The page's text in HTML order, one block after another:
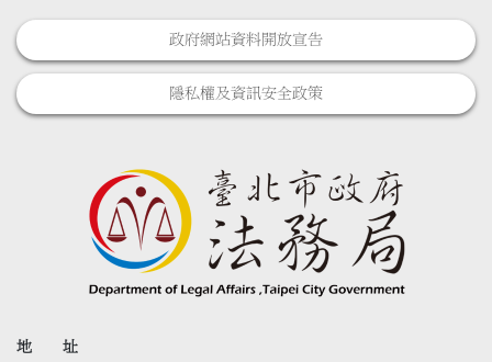
政府網站資料開放宣告
隱私權及資訊安全政策
地 址